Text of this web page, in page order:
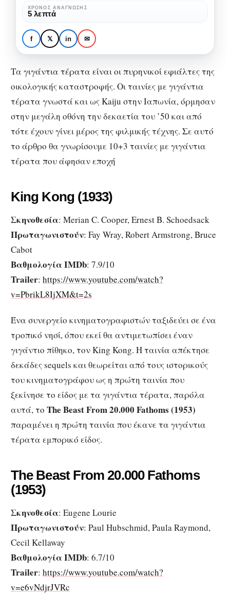
ΠΡΟΤΆΣΕΙΣ ΤΑΙΝΙΏΝ
10+3 ταινίες με γιγάντια
τέρατα που άφησαν
εποχή
τέρατα
που
άφησαν
εποχή
ΧΡΌΝΟΣ ΑΝΆΓΝΩΣΗΣ
5 λεπτά
f 𝕏 in ✉
Τα γιγάντια τέρατα είναι οι πυρηνικοί εφιάλτες της
οικολογικής καταστροφής. Οι ταινίες με γιγάντια
τέρατα γνωστά και ως Kaiju στην Ιαπωνία, όρμησαν
στην μεγάλη οθόνη την δεκαετία του ’50 και από
τότε έχουν γίνει μέρος της φιλμικής τέχνης. Σε αυτό
το άρθρο θα γνωρίσουμε 10+3 ταινίες με γιγάντια
τέρατα που άφησαν εποχή
King Kong (1933)
Σκηνοθεσία: Merian C. Cooper, Ernest B. Schoedsack
Πρωταγωνιστούν: Fay Wray, Robert Armstrong, Bruce
Cabot
Βαθμολογία IMDb: 7.9/10
Trailer: https://www.youtube.com/watch?
v=PbrikL8IjXM&t=2s
Ένα συνεργείο κινηματογραφιστών ταξιδεύει σε ένα
τροπικό νησί, όπου εκεί θα αντιμετωπίσει έναν
γιγάντιο πίθηκο, τον King Kong. Η ταινία απέκτησε
δεκάδες sequels και θεωρείται από τους ιστορικούς
του κινηματογράφου ως η πρώτη ταινία που
ξεκίνησε το είδος με τα γιγάντια τέρατα, παρόλα
αυτά, το The BeastFrom20.000 Fathoms (1953)
παραμένει η πρώτη ταινία που έκανε τα γιγάντια
τέρατα εμπορικό είδος.
The Beast From 20.000 Fathoms
(1953)
Σκηνοθεσία: Eugene Lourie
Πρωταγωνιστούν: Paul Hubschmid, Paula Raymond,
Cecil Kellaway
Βαθμολογία IMDb: 6.7/10
Trailer: https://www.youtube.com/watch?
v=e6vNdjrJVRc